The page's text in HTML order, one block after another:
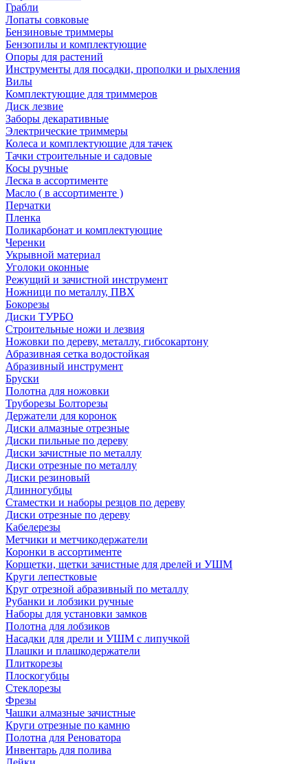
Грабли
Лопаты совковые
Бензиновые триммеры
Бензопилы и комплектующие
Опоры для растений
Инструменты для посадки, прополки и рыхления
Вилы
Комплектующие для триммеров
Диск лезвие
Заборы декаративные
Электрические триммеры
Колеса и комплектующие для тачек
Тачки строительные и садовые
Косы ручные
Леска в ассортименте
Масло ( в ассортименте )
Перчатки
Пленка
Поликарбонат и комплектующие
Черенки
Укрывной материал
Уголоки оконные
Режущий и зачистной инструмент
Ножници по металлу, ПВХ
Бокорезы
Диски ТУРБО
Строительные ножи и лезвия
Ножовки по дереву, металлу, гибсокартону
Абразивная сетка водостойкая
Абразивный инструмент
Бруски
Полотна для ножовки
Труборезы Болторезы
Держатели для коронок
Диски алмазные отрезные
Диски пильные по дереву
Диски зачистные по металлу
Диски отрезные по металлу
Диски резиновый
Длинногубцы
Стаместки и наборы резцов по дереву
Диски отрезные по дереву
Кабелерезы
Метчики и метчикодержатели
Коронки в ассортименте
Корщетки, щетки зачистные для дрелей и УШМ
Круги лепестковые
Круг отрезной абразивный по металлу
Рубанки и лобзики ручные
Наборы для установки замков
Полотна для лобзиков
Насадки для дрели и УШМ с липучкой
Плашки и плашкодержатели
Плиткорезы
Плоскогубцы
Стеклорезы
Фрезы
Чашки алмазные зачистные
Круги отрезные по камню
Полотна для Реноватора
Инвентарь для полива